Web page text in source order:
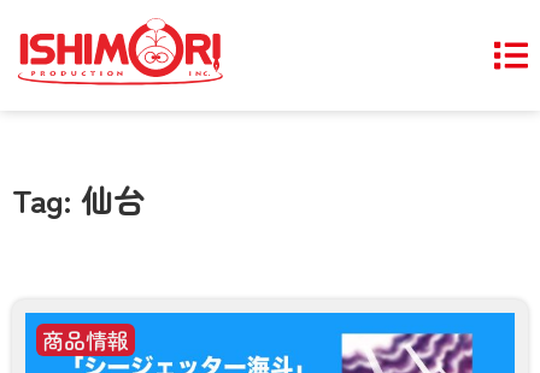
Tag: 仙台
商品情報